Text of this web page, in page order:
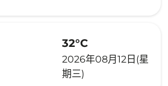
32°C
2026年08月12日(星
期三)